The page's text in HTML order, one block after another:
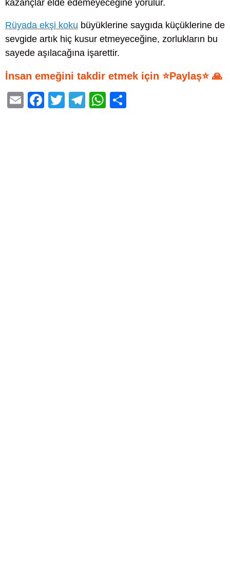
kazançlar elde edemeyeceğine yorulur.
Rüyada ekşi koku büyüklerine saygıda küçüklerine de
sevgide artık hiç kusur etmeyeceğine, zorlukların bu
sayede aşılacağına işarettir.
İnsan emeğini takdir etmek için ⭐Paylaş⭐ 🙏
E
F
T
T
W